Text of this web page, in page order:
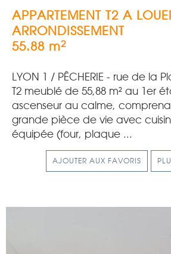
APPARTEMENT T2 A
ARRONDISSEMENT
55.88 m2
LYON 1 / PÊCHERIE - rue de la
T2 meublé de 55,88 m² au 1er
ascenseur au calme,
grande pièce de vie avec
équipée (four, plaque ...
AJOUTER AUX FAVORIS